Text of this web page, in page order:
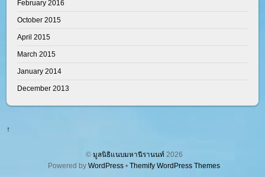
February 2016
October 2015
April 2015
March 2015
January 2014
December 2013
↑
© มูลนิธิแนบมหานีรานนท์2026
Powered by WordPress • Themify WordPress Themes